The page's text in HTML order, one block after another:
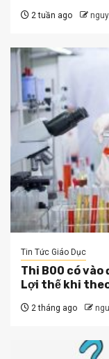
2 tuần ago
Tin Tức Giáo Dục
Thi B00 có
Lợi thế khi
2 tháng ago